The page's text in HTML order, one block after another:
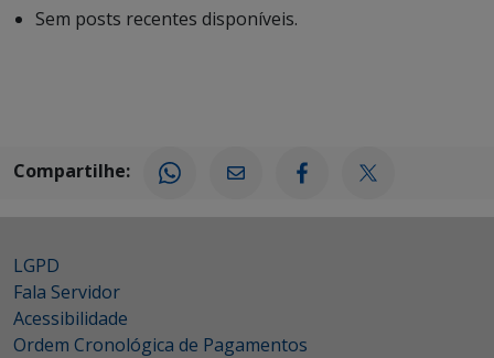
Sem posts recentes disponíveis.
Compartilhe:
LGPD
Fala Servidor
Acessibilidade
Ordem Cronológica de Pagamentos